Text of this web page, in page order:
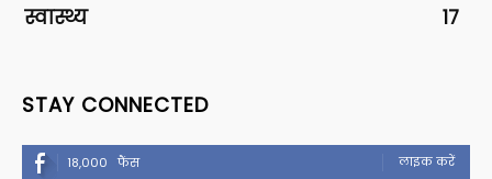
स्वास्थ्य
17
STAY CONNECTED
18,000 फैंस लाइक करें